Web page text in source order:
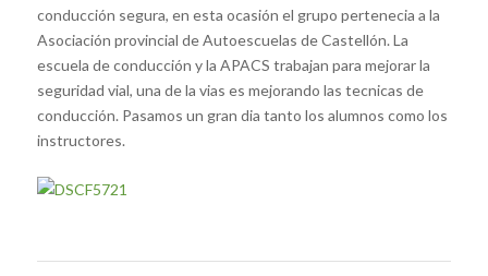
conducción segura, en esta ocasión el grupo pertenecia a la
Asociación provincial de Autoescuelas de Castellón. La
escuela de conducción y la APACS trabajan para mejorar la
seguridad vial, una de la vias es mejorando las tecnicas de
conducción. Pasamos un gran dia tanto los alumnos como los
instructores.